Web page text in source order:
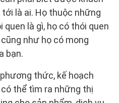
là ai. Họ thuộc những
là gì, họ có thói quen
như họ có mong
bạn.
thức, kế hoạch
thể tìm ra những thị